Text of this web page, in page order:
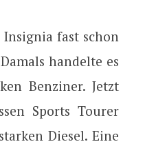
fast schon
handelte es
Benziner. Jetzt
Sports Tourer
Diesel. Eine